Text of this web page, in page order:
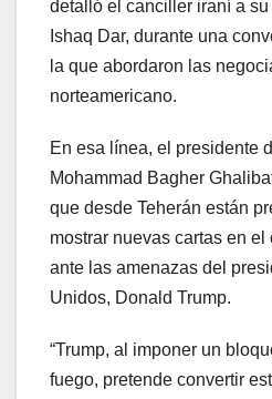
detalló el canciller iraní a
Ishaq Dar, durante una
la que abordaron las
norteamericano.
En esa línea, el presidente
Mohammad Bagher
que desde Teherán están
mostrar nuevas cartas en el
ante las amenazas del
Unidos, Donald Trump.
“Trump, al imponer un
fuego, pretende convertir